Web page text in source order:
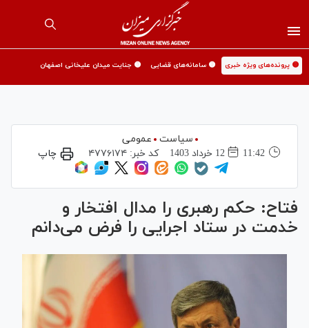
🟡 پرونده‌های ویژه خبری 🟡 سامانه‌های قضایی 🟡 جنایت میدان علیخانی اصفهان
سیاست
عمومی
11:42
12 خرداد 1403 کد خبر:۴۷۷۶۱۷۴ چاپ
فتاح: حکم رهبری را مدال افتخار و
خدمت در ستاد اجرایی را فرض می‌دانم